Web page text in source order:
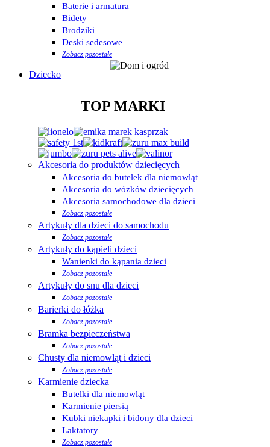
Baterie i armatura
Bidety
Brodziki
Deski sedesowe
Zobacz pozostałe
Dziecko
TOP MARKI
Akcesoria do produktów dziecięcych
Akcesoria do butelek dla niemowląt
Akcesoria do wózków dziecięcych
Akcesoria samochodowe dla dzieci
Zobacz pozostałe
Artykuły dla dzieci do samochodu
Zobacz pozostałe
Artykuły do kąpieli dzieci
Wanienki do kąpania dzieci
Zobacz pozostałe
Artykuły do snu dla dzieci
Zobacz pozostałe
Barierki do łóżka
Zobacz pozostałe
Bramka bezpieczeństwa
Zobacz pozostałe
Chusty dla niemowląt i dzieci
Zobacz pozostałe
Karmienie dziecka
Butelki dla niemowląt
Karmienie piersią
Kubki niekapki i bidony dla dzieci
Laktatory
Zobacz pozostałe